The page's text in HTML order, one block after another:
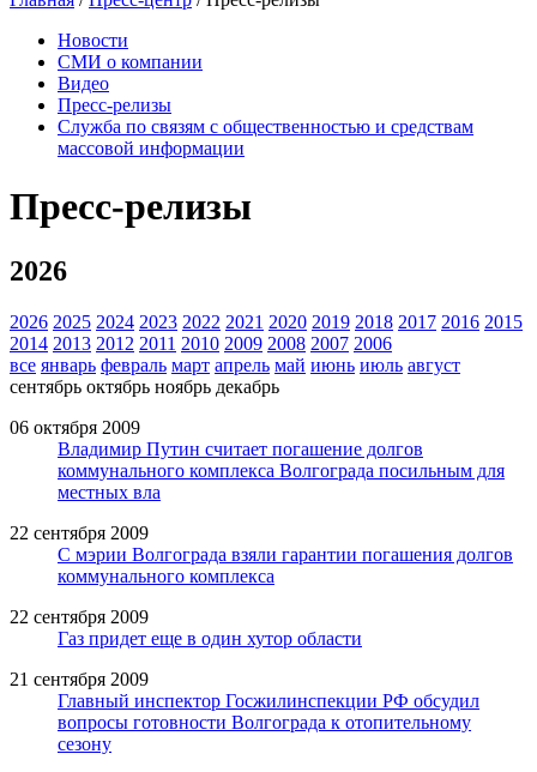
Новости
СМИ о компании
Видео
Пресс-релизы
Служба по связям с общественностью и средствам
массовой информации
Пресс-релизы
2026
2026 2025 2024 2023 2022 2021 2020 2019 2018 2017 2016 2015
2014 2013 2012 2011 2010 2009 2008 2007 2006
все январь февраль март апрель май июнь июль август
сентябрь октябрь ноябрь декабрь
06 октября 2009
Владимир Путин считает погашение долгов
коммунального комплекса Волгограда посильным для
местных вла
22 сентября 2009
С мэрии Волгограда взяли гарантии погашения долгов
коммунального комплекса
22 сентября 2009
Газ придет еще в один хутор области
21 сентября 2009
Главный инспектор Госжилинспекции РФ обсудил
вопросы готовности Волгограда к отопительному
сезону